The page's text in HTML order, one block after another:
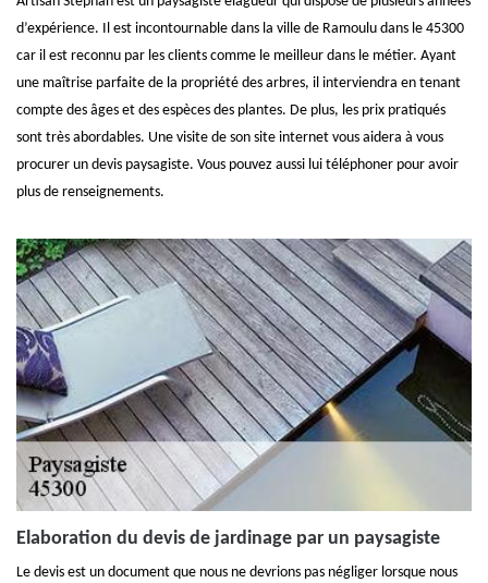
d’expérience. Il est incontournable dans la ville de Ramoulu dans le 45300
car il est reconnu par les clients comme le meilleur dans le métier. Ayant
une maîtrise parfaite de la propriété des arbres, il interviendra en tenant
compte des âges et des espèces des plantes. De plus, les prix pratiqués
sont très abordables. Une visite de son site internet vous aidera à vous
procurer un devis paysagiste. Vous pouvez aussi lui téléphoner pour avoir
plus de renseignements.
Elaboration du devis de jardinage par un paysagiste
Le devis est un document que nous ne devrions pas négliger lorsque nous